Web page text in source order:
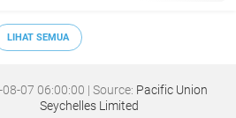
LIHAT SEMUA
07 06:00:00 | Source: Pacific Union
Seychelles Limited